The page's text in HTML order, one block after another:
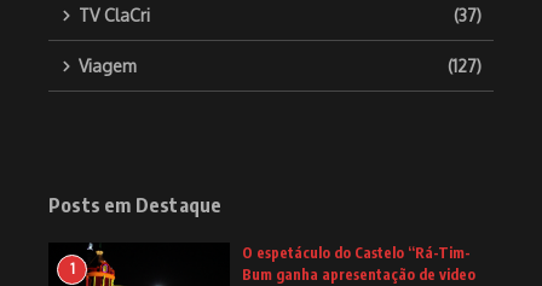
TV ClaCri (37)
Viagem (127)
Posts em Destaque
1
O espetáculo do Castelo “Rá-Tim-
Bum ganha apresentação de video